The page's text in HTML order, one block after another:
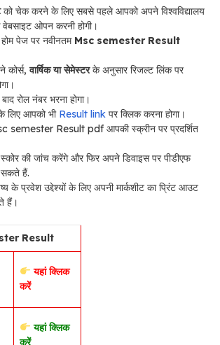
को चेक करने के लिए सबसे पहले आपको अपने विश्वविद्यालय
ओपन करनी होगी।
पेज पर नवीनतमMsc semester Result
कोर्स,वार्षिक या सेमेस्टरके अनुसार रिजल्ट लिंक पर
रोल नंबर भरना होगा।
लिए आपको भी Result link पर क्लिक करना होगा।
semester Result pdf आपकी स्क्रीन पर प्रदर्शित
की जांच करेंगे और फिर अपने डिवाइस पर पीडीएफ
हैं.
के प्रवेश उद्देश्यों के लिए अपनी मार्कशीट का प्रिंट आउट
हैं।
Result
यहां क्लिक
करें
यहां क्लिक
करें